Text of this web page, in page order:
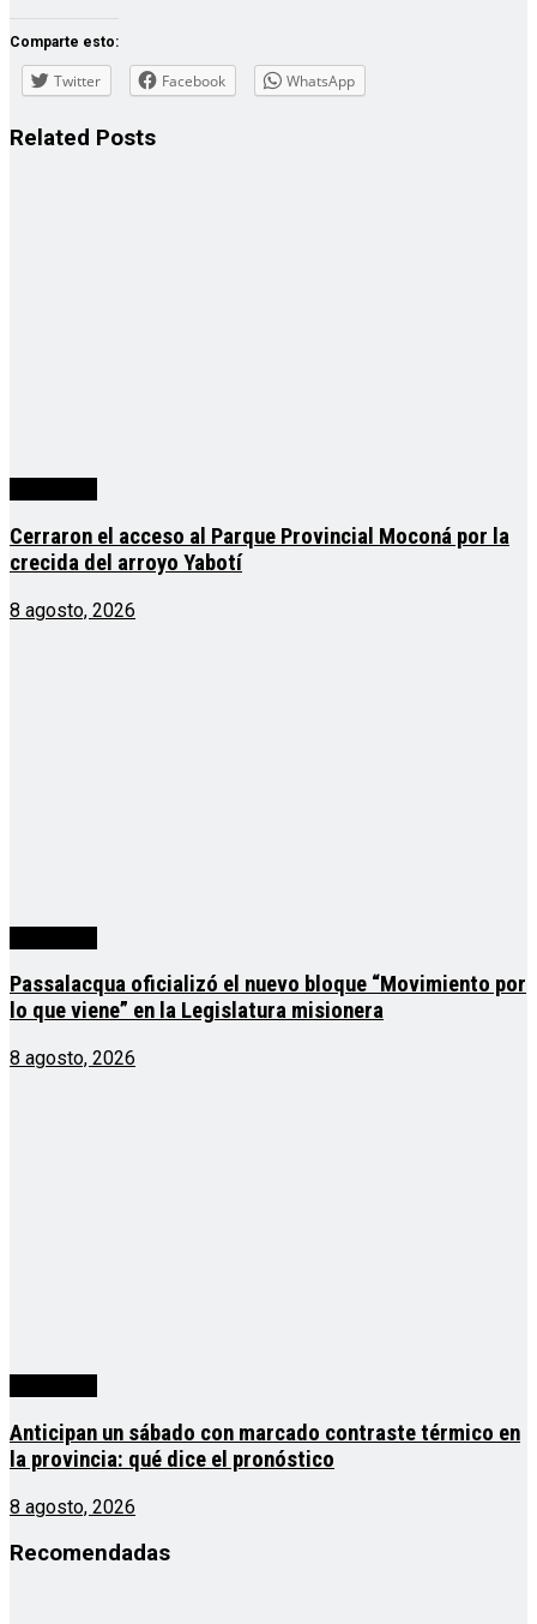
Comparte esto:
Twitter Facebook WhatsApp
Related Posts
Cerraron el acceso al Parque Provincial Moconá por la
crecida del arroyo Yabotí
8 agosto, 2026
Passalacqua oficializó el nuevo bloque “Movimiento por
lo que viene” en la Legislatura misionera
8 agosto, 2026
Anticipan un sábado con marcado contraste térmico en
la provincia: qué dice el pronóstico
8 agosto, 2026
Recomendadas